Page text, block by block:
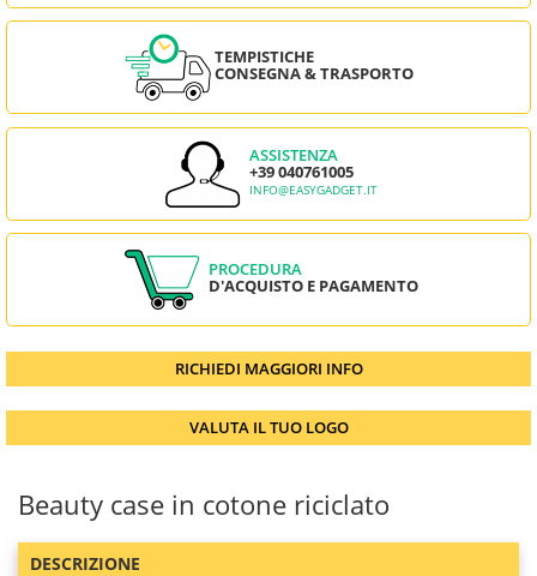
TEMPISTICHE
CONSEGNA & TRASPORTO
ASSISTENZA
+39 040761005
INFO@EASYGADGET.IT
PROCEDURA
D'ACQUISTO E PAGAMENTO
RICHIEDI MAGGIORI INFO
VALUTA IL TUO LOGO
Beauty case in cotone riciclato
DESCRIZIONE